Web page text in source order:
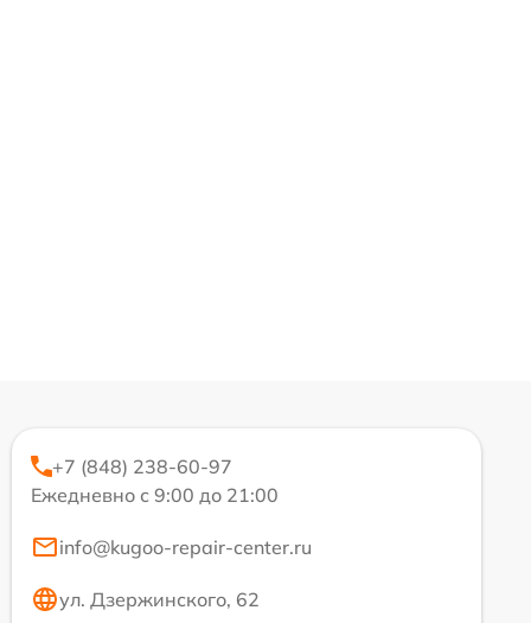
+7 (848) 238-60-97
Ежедневно с 9:00 до 21:00
info@kugoo-repair-center.ru
ул. Дзержинского, 62